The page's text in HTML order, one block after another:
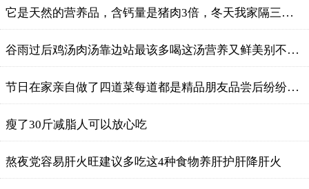
它是天然的营养品，含钙量是猪肉3倍，冬天我家隔三差五就一顿
谷雨过后鸡汤肉汤靠边站最该多喝这汤营养又鲜美别不懂吃
节日在家亲自做了四道菜每道都是精品朋友品尝后纷纷点赞
瘦了30斤减脂人可以放心吃
熬夜党容易肝火旺建议多吃这4种食物养肝护肝降肝火